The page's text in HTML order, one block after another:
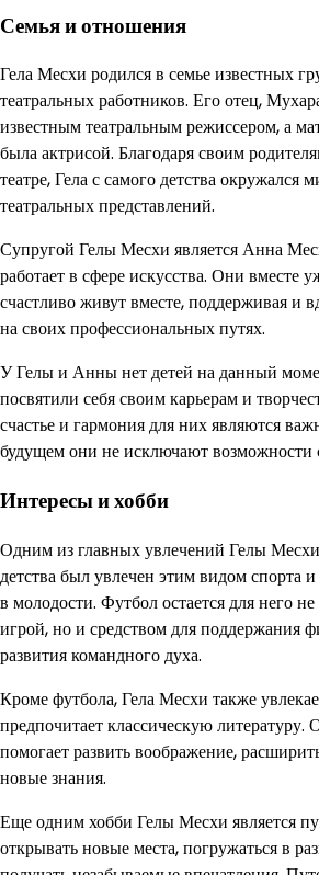
Семья и отношения
Гела Месхи родился в семье известных
театральных работников. Его отец,
известным театральным режиссером, а
была актрисой. Благодаря своим
театре, Гела с самого детства окружался
театральных представлений.
Супругой Гелы Месхи является Анна
работает в сфере искусства. Они вместе
счастливо живут вместе, поддерживая и
на своих профессиональных путях.
У Гелы и Анны нет детей на данный
посвятили себя своим карьерам и
счастье и гармония для них являются
будущем они не исключают возможности
Интересы и хобби
Одним из главных увлечений Гелы
детства был увлечен этим видом спорта
в молодости. Футбол остается для него
игрой, но и средством для поддержания
развития командного духа.
Кроме футбола, Гела Месхи также
предпочитает классическую литературу.
помогает развить воображение,
новые знания.
Еще одним хобби Гелы Месхи является
открывать новые места, погружаться в